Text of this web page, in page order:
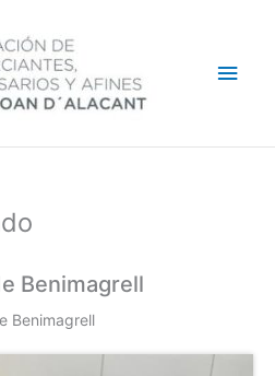
Benimagrell
Benimagrell